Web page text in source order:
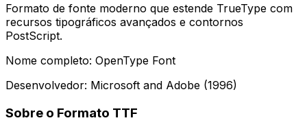
Formato de fonte moderno que estende TrueType com
recursos tipográficos avançados e contornos
PostScript.
Nome completo: OpenType Font
Desenvolvedor: Microsoft and Adobe (1996)
Sobre o Formato TTF